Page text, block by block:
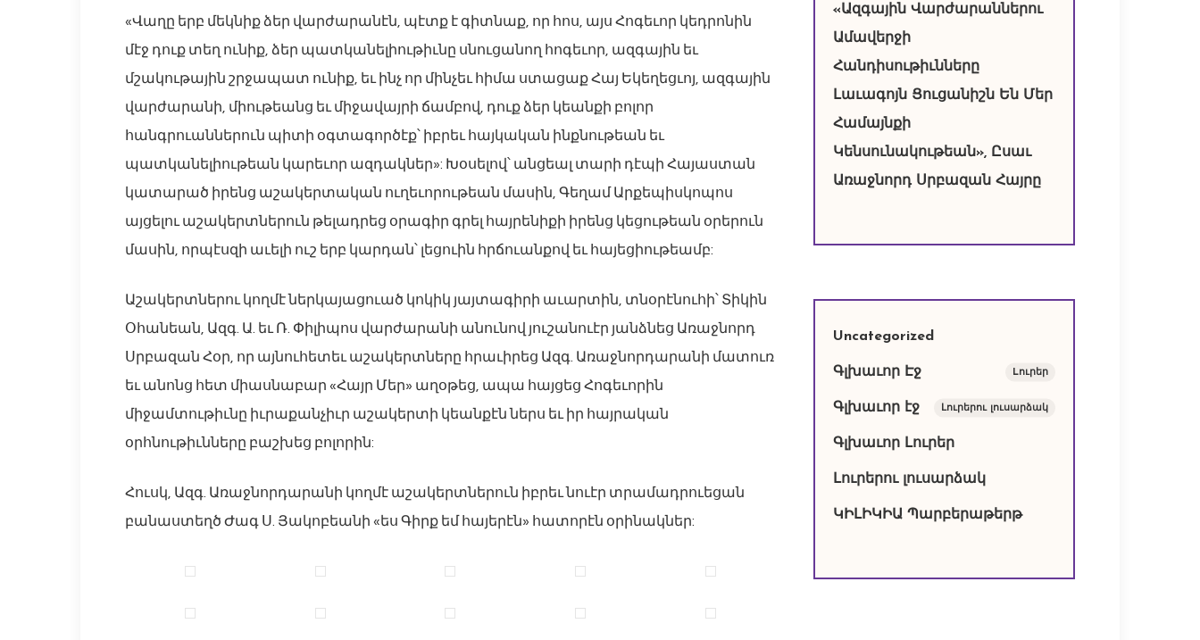
«Վաղը երբ մեկնիք ձեր վարժարանէն, պէտք է գիտնաք, որ հոս, այս Հոգեւոր կեդրոնին
մէջ դուք տեղ ունիք, ձեր պատկանելիութիւնը սնուցանող հոգեւոր, ազգային եւ
մշակութային շրջապատ ունիք, եւ ինչ որ մինչեւ հիմա ստացաք Հայ Եկեղեցւոյ, ազգային
վարժարանի, միութեանց եւ միջավայրի ճամբով, դուք ձեր կեանքի բոլոր
հանգրուաններուն պիտի օգտագործէք՝ իբրեւ հայկական ինքնութեան եւ
պատկանելիութեան կարեւոր ազդակներ»: Խօսելով՝ անցեալ տարի դէպի Հայաստան
կատարած իրենց աշակերտական ուղեւորութեան մասին, Գեղամ Արքեպիսկոպոս
այցելու աշակերտներուն թելադրեց օրագիր գրել հայրենիքի իրենց կեցութեան օրերուն
մասին, որպէսզի աւելի ուշ երբ կարդան՝ լեցուին հրճուանքով եւ հայեցիութեամբ:
Աշակերտներու կողմէ ներկայացուած կոկիկ յայտագիրի աւարտին, տնօրէնուհի՝ Տիկին
Օհանեան, Ազգ. Ա. եւ Ռ. Փիլիպոս վարժարանի անունով յուշանուէր յանձնեց Առաջնորդ
Սրբազան Հօր, որ այնուհետեւ աշակերտները հրաւիրեց Ազգ. Առաջնորդարանի մատուռ
եւ անոնց հետ միասնաբար «Հայր Մեր» աղօթեց, ապա հայցեց Հոգեւորին
միջամտութիւնը իւրաքանչիւր աշակերտի կեանքէն ներս եւ իր հայրական
օրհնութիւնները բաշխեց բոլորին:
Հուսկ, Ազգ. Առաջնորդարանի կողմէ աշակերտներուն իբրեւ նուէր տրամադրուեցան
բանաստեղծ Ժագ Ս. Յակոբեանի «ես Գիրք եմ հայերէն» հատորէն օրինակներ:
«Ազգային Վարժարաններու
Ամավերջի
Հանդիսութիւնները
Լաւագոյն Ցուցանիշն Են Մեր
Համայնքի
Կենսունակութեան», Ըսաւ
Առաջնորդ Սրբազան Հայրը
Uncategorized
Գլխաւոր Էջ Lուրեր
Գլխաւոր էջ Լուրերու լուսարձակ
Գլխաւոր Լուրեր
Լուրերու լուսարձակ
ԿԻԼԻԿԻԱ Պարբերաթերթ